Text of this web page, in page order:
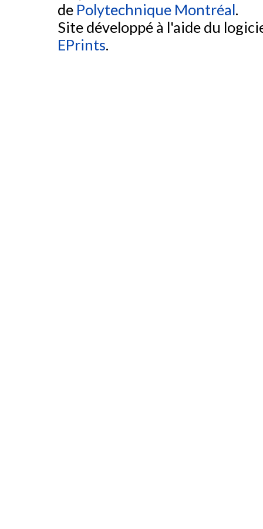
de Polytechnique Montréal.
Site développé à l'aide du
EPrints.